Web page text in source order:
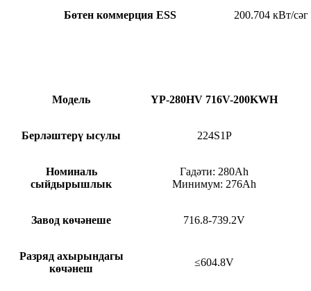
Бөтен коммерция ESS 200.704 кВт/
Модель YP-280HV 716V-200KWH
Берләштерү ысулы 224S1P
Номиналь
сыйдырышлык
Гадәти: 280Ah
Минимум: 276Ah
Завод көчәнеше 716.8-739.2V
Разряд ахырындагы
көчәнеш
≤604.8V